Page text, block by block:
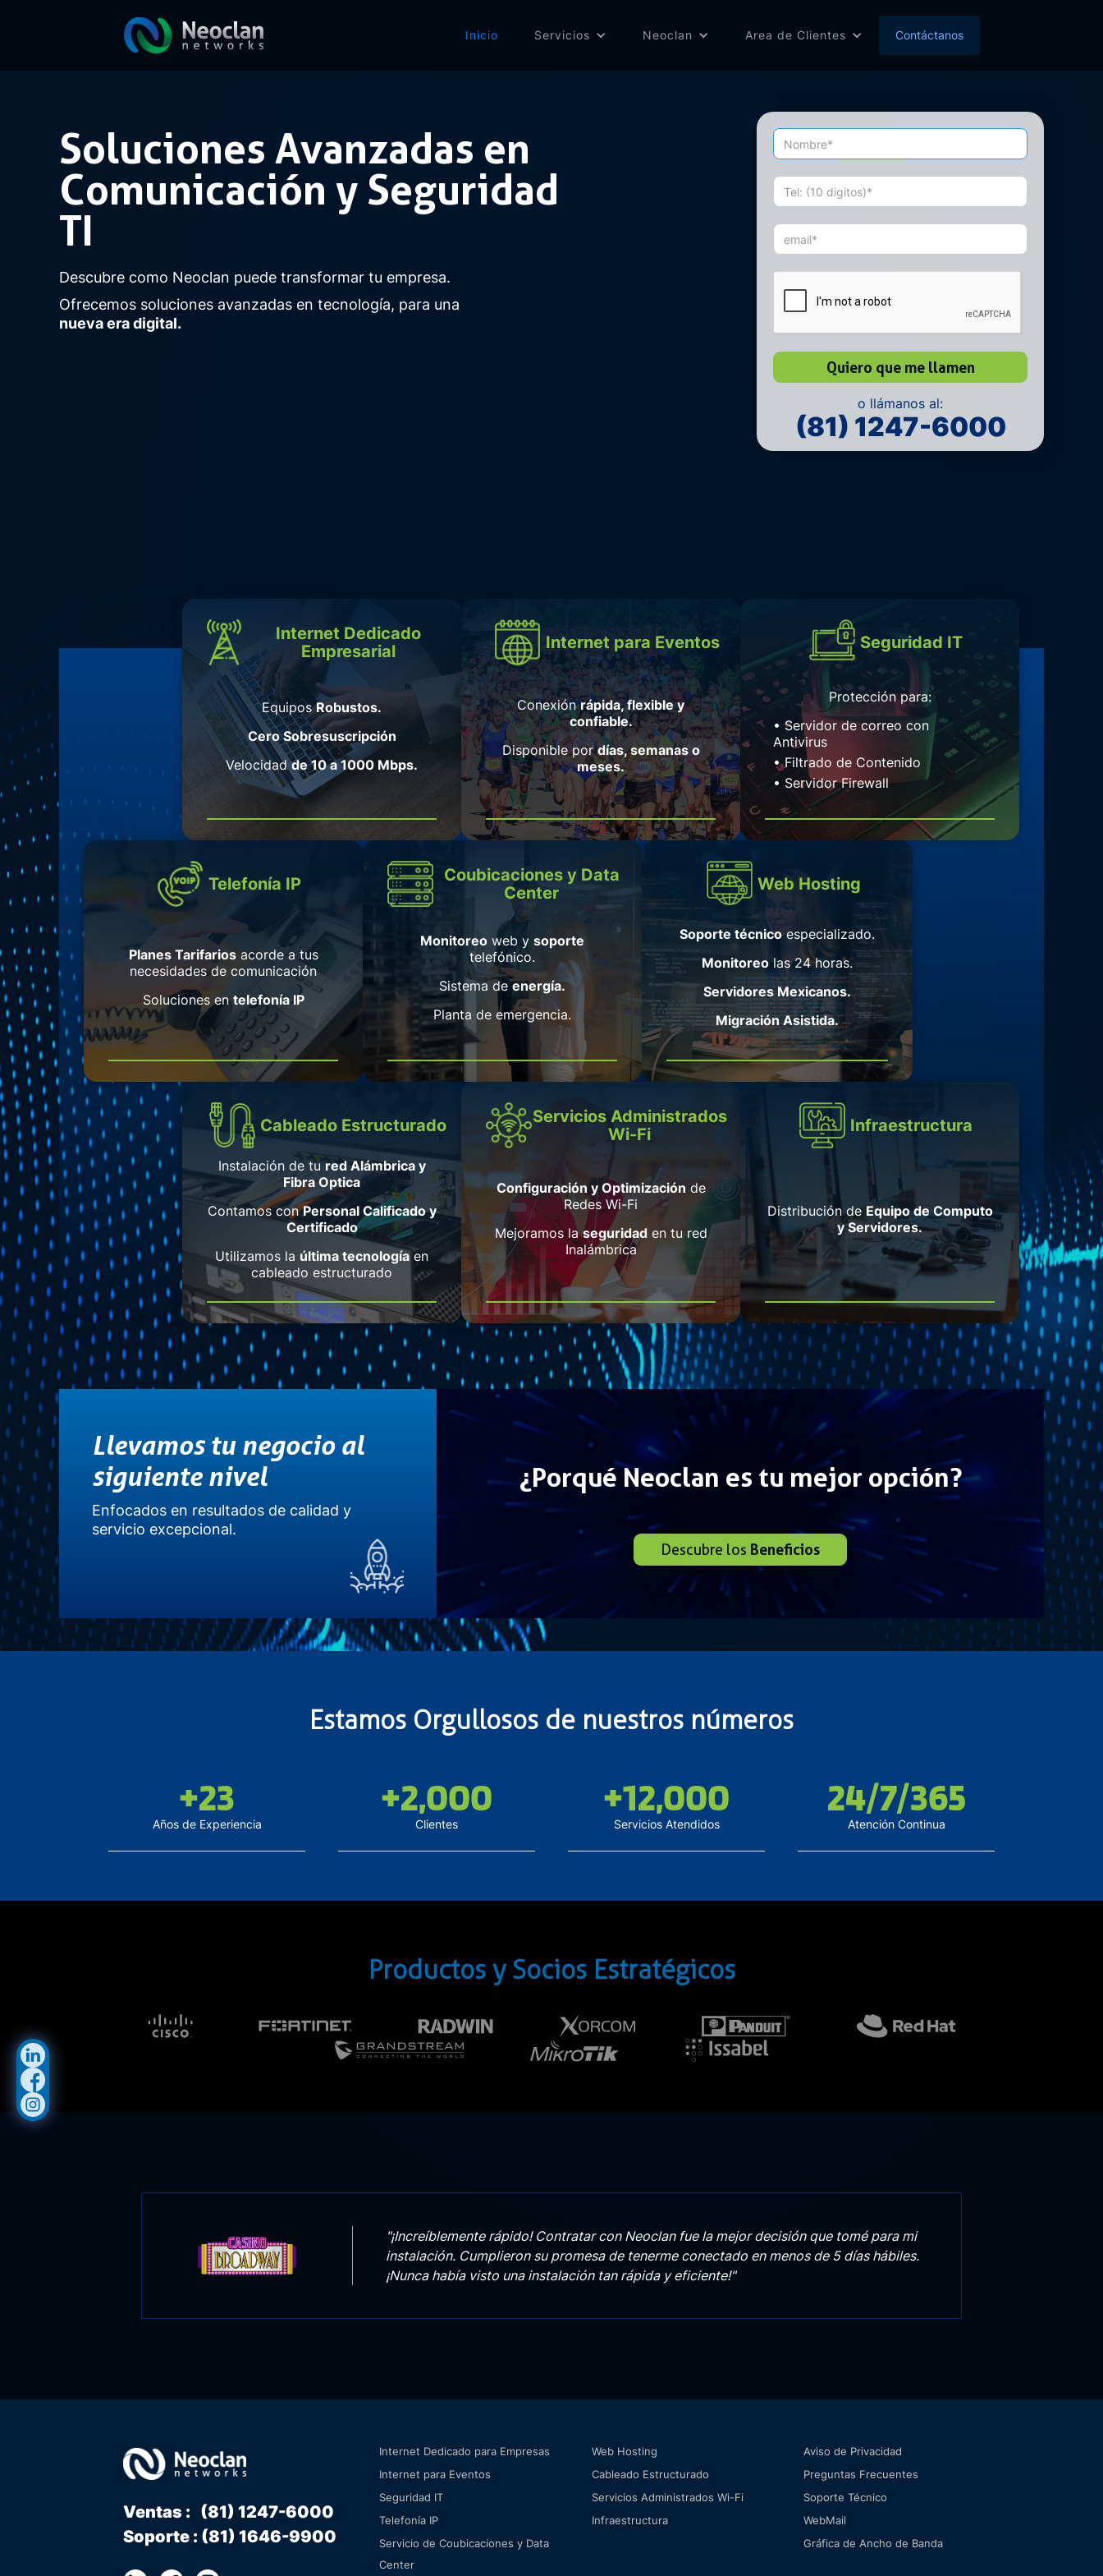
Inicio Servicios Neoclan Area de Clientes Contáctanos
Soluciones Avanzadas en
Comunicación y Seguridad
TI
Descubre como Neoclan puede transformar tu empresa.
Ofrecemos soluciones avanzadas en tecnología, para una
nueva era digital.
o llámanos al:
(81) 1247-6000
Internet Dedicado
Empresarial
EquiposRobustos.
Cero Sobresuscripción
Velocidadde 10 a 1000 Mbps.
Internet para Eventos
Conexiónrápida, flexible y
confiable.
Disponible pordías, semanas o
meses.
Seguridad IT
Protección para:
• Servidor de correo con
Antivirus
• Filtrado de Contenido
• Servidor Firewall
Telefonía IP
Planes Tarifariosacorde a tus
necesidades de comunicación
Soluciones entelefonía IP
Coubicaciones y Data
Center
Monitoreo web y soporte
telefónico.
Sistema deenergía.
Planta de emergencia.
Web Hosting
Soporte técnicoespecializado.
Monitoreo las 24 horas.
Servidores Mexicanos.
Migración Asistida.
Cableado Estructurado
Instalación de tured Alámbrica y
Fibra Optica
Contamos conPersonal Calificado y
Certificado
Utilizamos la última tecnologíaen
cableado estructurado
Servicios Administrados
Wi-Fi
Configuración y Optimización de
Redes Wi-Fi
Mejoramos laseguridaden tu red
Inalámbrica
Infraestructura
Distribución deEquipo de Computo
y Servidores.
Llevamos tu negocio al
siguiente nivel
Enfocados en resultados de calidad y
servicio excepcional.
¿Porqué Neoclan es tu mejor opción?
Descubre los Beneficios
Estamos Orgullosos de nuestros números
+23
Años de Experiencia
+2,000
Clientes
+12,000
Servicios Atendidos
24/7/365
Atención Continua
Productos y Socios Estratégicos
"¡Increíblemente rápido! Contratar con Neoclan fue la mejor decisión que tomé para mi
instalación. Cumplieron su promesa de tenerme conectado en menos de 5 días hábiles.
¡Nunca había visto una instalación tan rápida y eficiente!"
Ventas : (81) 1247-6000
Soporte : (81) 1646-9900
Internet Dedicado para Empresas
Internet para Eventos
Seguridad IT
Telefonía IP
Servicio de Coubicaciones y Data
Center
Web Hosting
Cableado Estructurado
Servicios Administrados Wi-Fi
Infraestructura
Aviso de Privacidad
Preguntas Frecuentes
Soporte Técnico
WebMail
Gráfica de Ancho de Banda